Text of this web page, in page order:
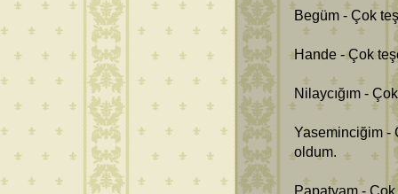
Begüm - Çok
Hande - Çok
Nilaycığım -
Yaseminciğim -
oldum.
Papatyam -